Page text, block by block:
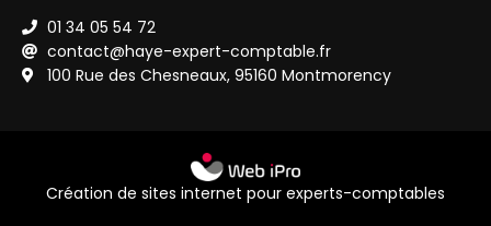
01 34 05 54 72
contact@haye-expert-comptable.fr
100 Rue des Chesneaux, 95160 Montmorency
Création de sites internet pour experts-comptables